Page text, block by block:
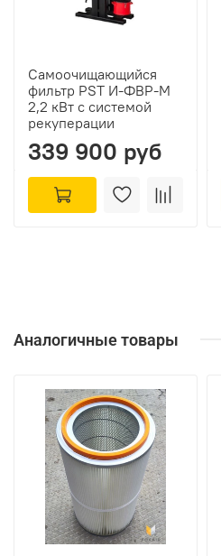
Самоочищающийся
фильтр PST И-ФВР-М
2,2 кВт с системой
рекуперации
339 900 руб
Аналогичные товары